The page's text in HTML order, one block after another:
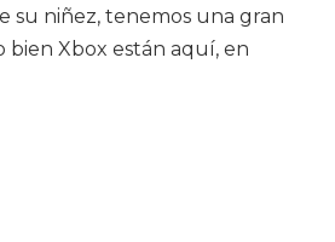
su niñez, tenemos una gran
bien Xbox están aquí, en